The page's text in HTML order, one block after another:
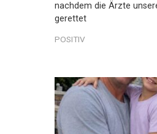
nachdem die Ärzte
gerettet
POSITIV